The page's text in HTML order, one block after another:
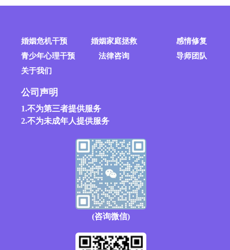
婚姻危机干预 婚姻家庭拯救
感情修复
青少年心理干预
法律咨询
导师团队
关于我们
公司声明
1.不为第三者提供服务
2.不为未成年人提供服务
(咨询微信)